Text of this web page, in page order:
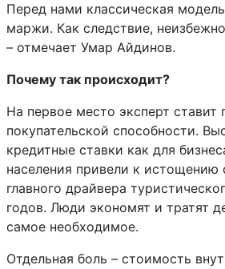
Перед нами классическая
маржи. Как следствие,
– отмечает Умар Айдинов.
Почему так происходит?
На первое место эксперт ставит
покупательской способности.
кредитные ставки как для
населения привели к истощению
главного драйвера
годов. Люди экономят и тратят
самое необходимое.
Отдельная боль – стоимость